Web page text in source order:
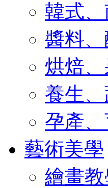
韓式
醬料
烘焙
養生
孕產
藝術美學
繪畫